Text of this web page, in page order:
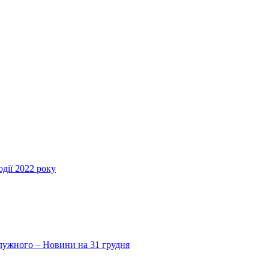
2022 року
– Новини на 31 грудня